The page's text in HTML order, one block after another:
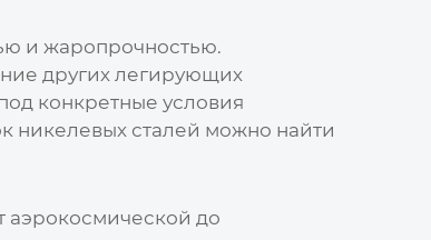
и жаропрочностью.
других легирующих
конкретные условия
никелевых сталей можно найти
аэрокосмической до